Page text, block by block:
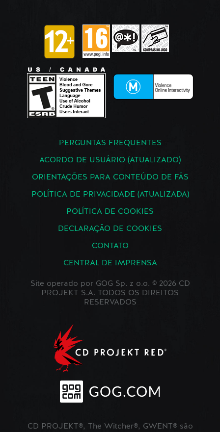
PERGUNTAS FREQUENTES
ACORDO DE USUÁRIO (ATUALIZADO)
ORIENTAÇÕES PARA CONTEÚDO DE FÃS
POLÍTICA DE PRIVACIDADE (ATUALIZADA)
POLÍTICA DE COOKIES
DECLARAÇÃO DE COOKIES
CONTATO
CENTRAL DE IMPRENSA
Site operado por GOG Sp. z o.o. © 2026 CD
PROJEKT S.A. TODOS OS DIREITOS
RESERVADOS
CD PROJEKT®, The Witcher®, GWENT® são